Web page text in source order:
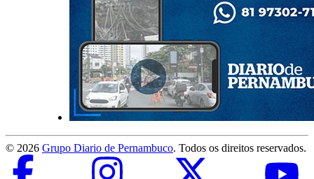
© 2026 Grupo Diario de Pernambuco. Todos os direitos reservados.